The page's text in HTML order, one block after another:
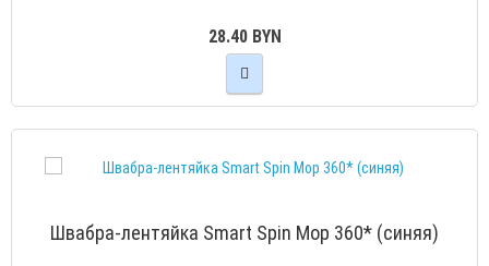
28.40 BYN
Швабра-лентяйка Smart Spin Mop 360* (cиняя)